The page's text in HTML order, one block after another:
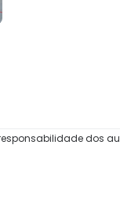
dos